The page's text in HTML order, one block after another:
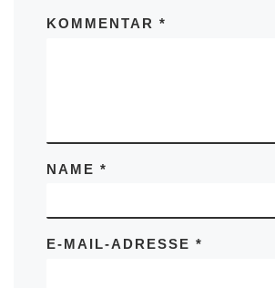
KOMMENTAR*
NAME*
E-MAIL-ADRESSE*